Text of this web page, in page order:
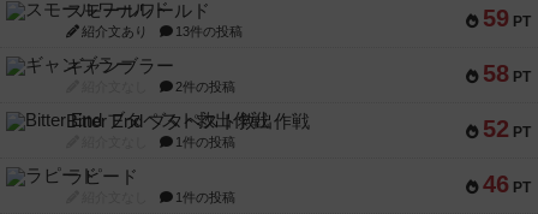
59 PT
スモールワールド
紹介文あり 13件の投稿
58 PT
ギャンブラー
2件の投稿
52 PT
Bitter End ブタペスト救出作戦
1件の投稿
46 PT
ラピード
1件の投稿